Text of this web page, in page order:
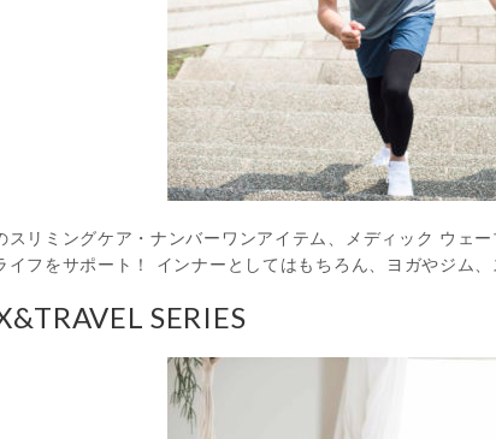
スリミングケア・ナンバーワンアイテム、メディック ウェ
イフをサポート！ インナーとしてはもちろん、ヨガやジム、
SERIES